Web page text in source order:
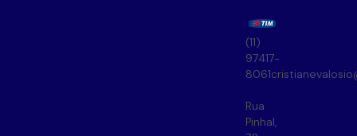
(11)
97417-
8061
Rua
Pinhal,